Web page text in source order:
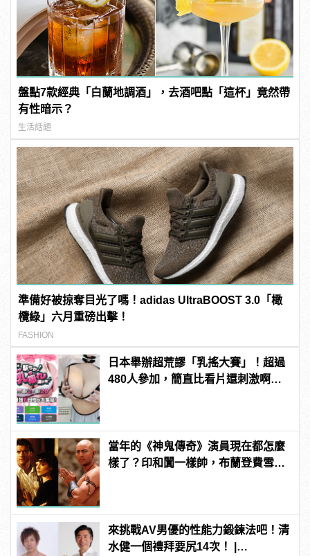
盤點7款經典「白蘭地調酒」，去酒吧點「這杯」竟然帶
有性暗示？
生活話題
準備好被掠奪目光了嗎！adidas UltraBOOST 3.0「橄
欖綠」六月重磅出擊！
FASHION
日本舉辦超荒謬「乳搖大賽」！超過
480人參加，簡直比看片還刺激啊！ |
當年的《神鬼傳奇》演員現在都怎麼
樣了？印和闐一樣帥，布蘭登費雪大
來挑戰AV男優的性能力鍛鍊法吧！清
水健一個禮拜要尻14次！ |